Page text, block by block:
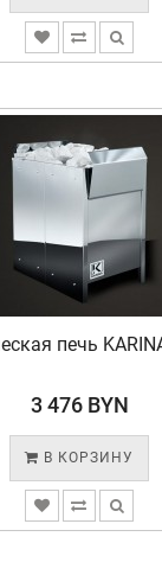
печь
3 476 BYN
В КОРЗИНУ